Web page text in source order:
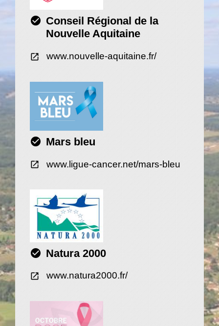
check_circle Conseil Régional de la
Nouvelle Aquitaine
open_in_new www.nouvelle-aquitaine.fr/
check_circle Mars bleu
open_in_new www.ligue-cancer.net/mars-bleu
check_circle Natura 2000
open_in_new www.natura2000.fr/